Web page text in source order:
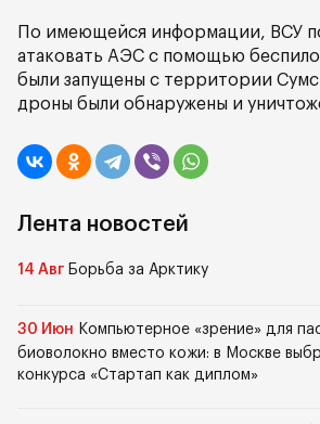
По имеющейся информации, ВСУ
атаковать АЭС с помощью
были запущены с территории
дроны были обнаружены и
Лента новостей
14 Авг Борьба за Арктику
30 Июн Компьютерное «зрение» для
биоволокно вместо кожи: в Москве
конкурса «Стартап как диплом»